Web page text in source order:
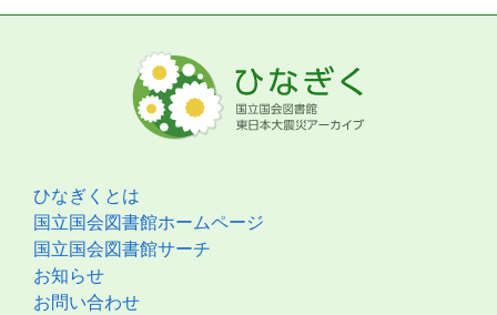
ひなぎくとは
国立国会図書館ホームページ
国立国会図書館サーチ
お知らせ
お問い合わせ